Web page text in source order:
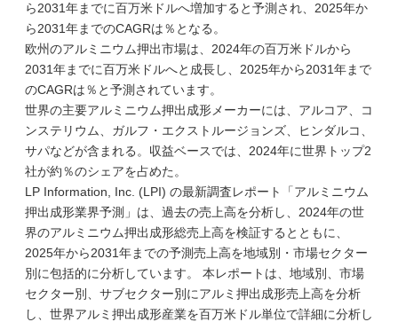
ら2031年までに百万米ドルへ増加すると予測され、2025年か
ら2031年までのCAGRは％となる。
欧州のアルミニウム押出市場は、2024年の百万米ドルから
2031年までに百万米ドルへと成長し、2025年から2031年まで
のCAGRは％と予測されています。
世界の主要アルミニウム押出成形メーカーには、アルコア、コ
ンステリウム、ガルフ・エクストルージョンズ、ヒンダルコ、
サパなどが含まれる。収益ベースでは、2024年に世界トップ2
社が約％のシェアを占めた。
LP Information, Inc. (LPI) の最新調査レポート「アルミニウム
押出成形業界予測」は、過去の売上高を分析し、2024年の世
界のアルミニウム押出成形総売上高を検証するとともに、
2025年から2031年までの予測売上高を地域別・市場セクター
別に包括的に分析しています。 本レポートは、地域別、市場
セクター別、サブセクター別にアルミ押出成形売上高を分析
し、世界アルミ押出成形産業を百万米ドル単位で詳細に分析し